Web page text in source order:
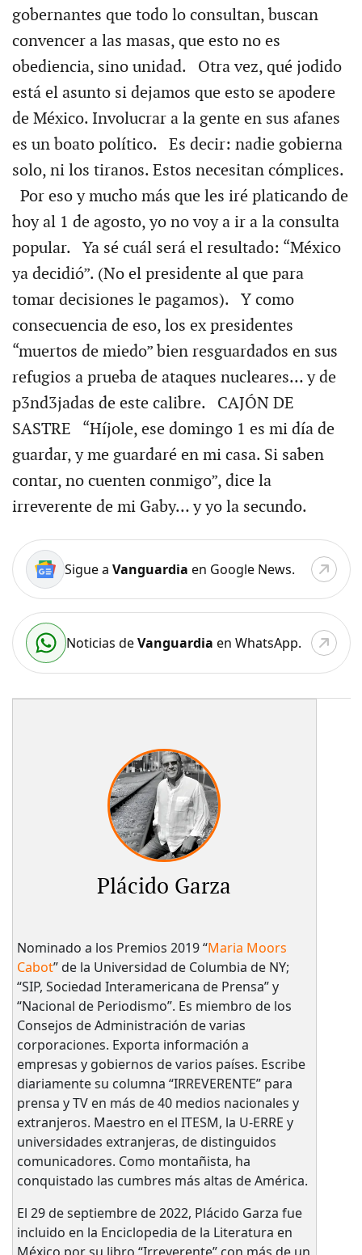
gobernantes que todo lo consultan, buscan
convencer a las masas, que esto no es
obediencia, sino unidad. Otra vez, qué jodido
está el asunto si dejamos que esto se apodere
de México. Involucrar a la gente en sus afanes
es un boato político. Es decir: nadie gobierna
solo, ni los tiranos. Estos necesitan cómplices.
Por eso y mucho más que les iré platicando de
hoy al 1 de agosto, yo no voy a ir a la consulta
popular. Ya sé cuál será el resultado: “México
ya decidió”. (No el presidente al que para
tomar decisiones le pagamos). Y como
consecuencia de eso, los ex presidentes
“muertos de miedo” bien resguardados en sus
refugios a prueba de ataques nucleares… y de
p3nd3jadas de este calibre. CAJÓN DE
SASTRE “Híjole, ese domingo 1 es mi día de
guardar, y me guardaré en mi casa. Si saben
contar, no cuenten conmigo”, dice la
irreverente de mi Gaby… y yo la secundo.
Sigue a Vanguardia en Google News.
Noticias deVanguardia en WhatsApp.
Plácido Garza
Nominado a los Premios 2019 “Maria Moors
Cabot” de la Universidad de Columbia de NY;
“SIP, Sociedad Interamericana de Prensa” y
“Nacional de Periodismo”. Es miembro de los
Consejos de Administración de varias
corporaciones. Exporta información a
empresas y gobiernos de varios países. Escribe
diariamente su columna “IRREVERENTE” para
prensa y TV en más de 40 medios nacionales y
extranjeros. Maestro en el ITESM, la U-ERRE y
universidades extranjeras, de distinguidos
comunicadores. Como montañista, ha
conquistado las cumbres más altas de América.
El 29 de septiembre de 2022, Plácido Garza fue
incluido en la Enciclopedia de la Literatura en